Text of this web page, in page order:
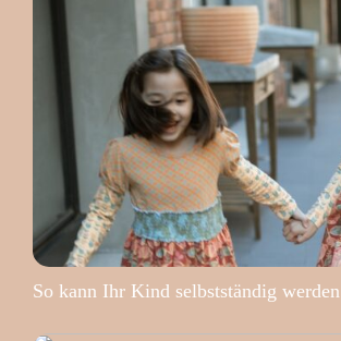
So kann Ihr Kind selbstständig werden